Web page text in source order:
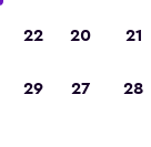
22
29
20 21
27 28